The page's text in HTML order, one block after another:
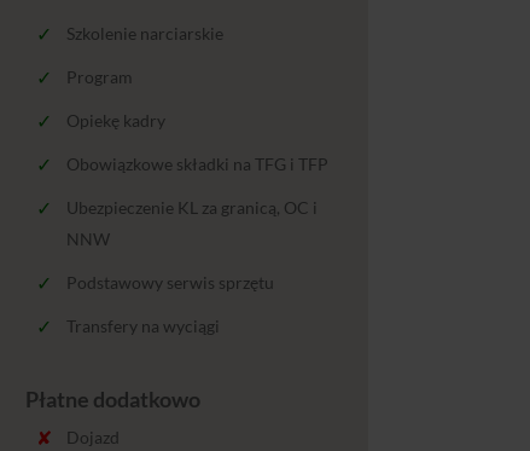
Szkolenie narciarskie
Program
Opiekę kadry
Obowiązkowe składki na TFG i TFP
Ubezpieczenie KL za granicą, OC i
NNW
Podstawowy serwis sprzętu
Transfery na wyciągi
Płatne dodatkowo
Dojazd